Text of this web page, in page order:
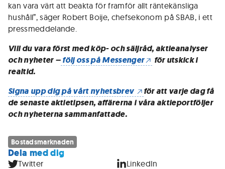
kan vara värt att beakta för framför allt räntekänsliga
hushåll”, säger Robert Boije, chefsekonom på SBAB, i ett
pressmeddelande.
Vill du vara först med köp- och säljråd, aktieanalyser
och nyheter –följ oss på Messenger
för utskick i
realtid.
Signa upp dig på vårt nyhetsbrev
för att varje dag få
de senaste aktietipsen, affärerna i våra aktieportföljer
och nyheterna sammanfattade.
Bostadsmarknaden
Dela med dig
Twitter LinkedIn